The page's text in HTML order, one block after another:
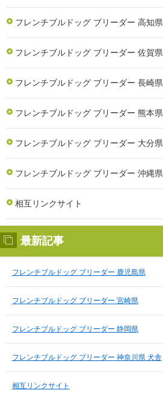
フレンチブルドッグ ブリーダー 高知県
フレンチブルドッグ ブリーダー 佐賀県
フレンチブルドッグ ブリーダー 長崎県
フレンチブルドッグ ブリーダー 熊本県
フレンチブルドッグ ブリーダー 大分県
フレンチブルドッグ ブリーダー 沖縄県
相互リンクサイト
最新記事
フレンチブルドッグ ブリーダー 鹿児島県
フレンチブルドッグ ブリーダー 宮崎県
フレンチブルドッグ ブリーダー 静岡県
フレンチブルドッグ ブリーダー 神奈川県 犬舎
相互リンクサイト